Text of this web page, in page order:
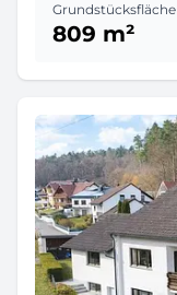
Grundstücksfläche
809 m²